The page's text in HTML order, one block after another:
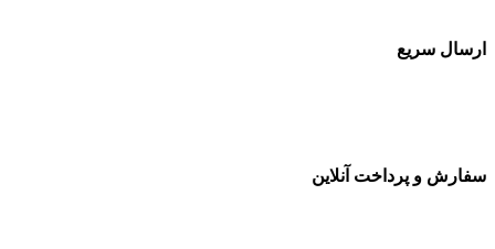
ارسال سریع
سفارش و پرداخت آنلاین